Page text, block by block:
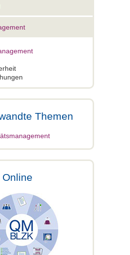
Themen
Online